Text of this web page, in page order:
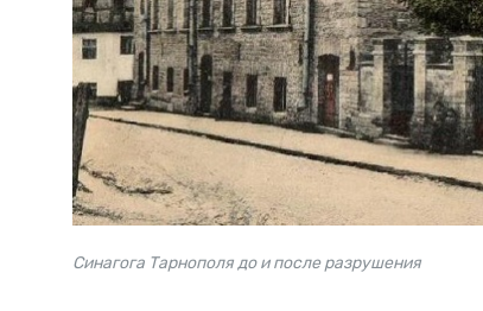
Синагога Тарнополя до и после разрушения